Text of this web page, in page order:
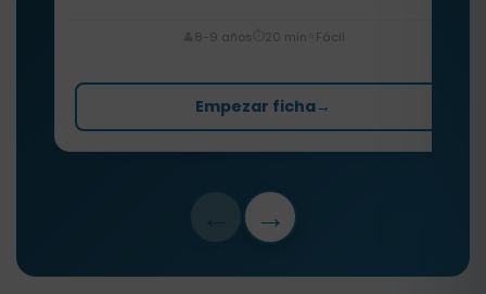
8-9 años 20 min Fácil
Empezar ficha→
→